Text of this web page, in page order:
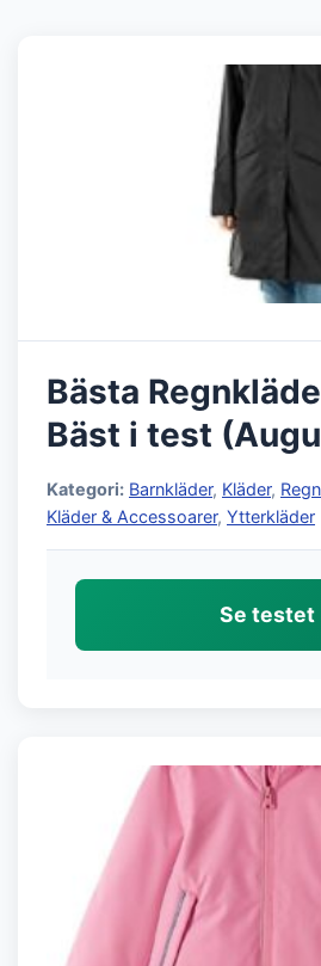
Bästa
Bäst i test
Kategori: Barnkläder, Kläder,
Kläder & Accessoarer, Ytterkläder
Se testet